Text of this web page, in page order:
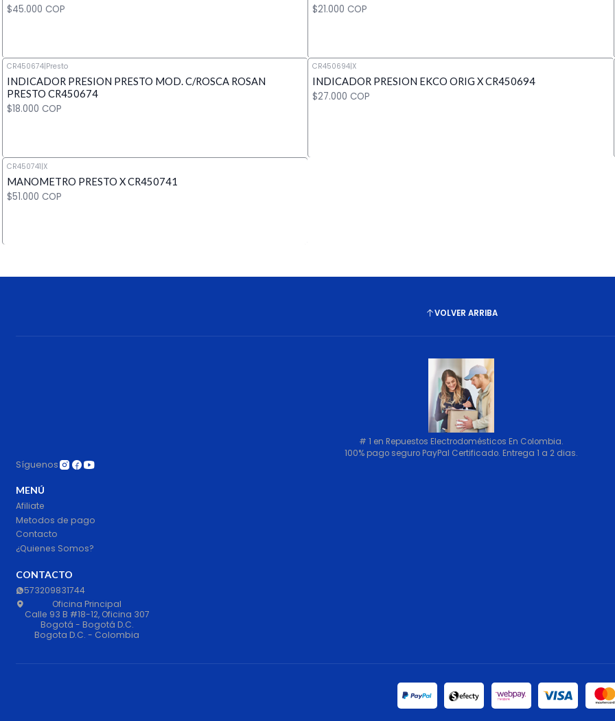
$45.000 COP
Cantidad
$21.000 COP
Cantidad
CR450674|Presto
INDICADOR PRESION PRESTO MOD. C/ROSCA ROSAN
PRESTO CR450674
$18.000 COP
Cantidad
CR450694|X
INDICADOR PRESION EKCO ORIG X CR450694
$27.000 COP
CR450741|X
MANOMETRO PRESTO X CR450741
$51.000 COP
Cantidad
VOLVER ARRIBA
# 1 en Repuestos Electrodomésticos En Colombia.
100% pago seguro PayPal Certificado. Entrega 1 a 2 dias.
Síguenos
MENÚ
Afiliate
Metodos de pago
Contacto
¿Quienes Somos?
CONTACTO
573209831744
Oficina Principal
Calle 93 B #18-12, Oficina 307
Bogotá - Bogotá D.C.
Bogota D.C. - Colombia